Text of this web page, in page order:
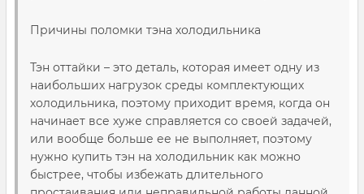
Причины поломки тэна холодильника
Тэн оттайки – это деталь, которая имеет одну из
наибольших нагрузок среды комплектующих
холодильника, поэтому приходит время, когда он
начинает все хуже справляется со своей задачей,
или вообще больше ее не выполняет, поэтому
нужно купить тэн на холодильник как можно
быстрее, чтобы избежать длительного